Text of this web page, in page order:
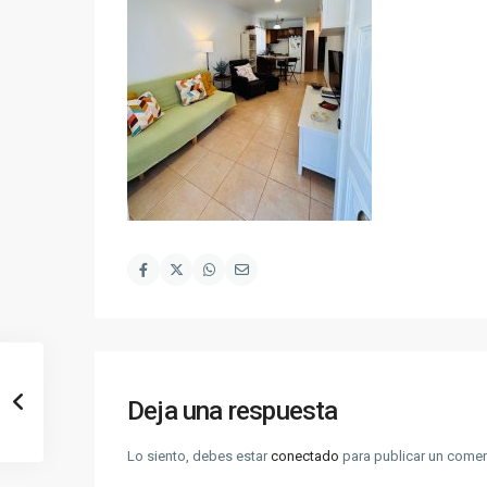
Deja una respuesta
Lo siento, debes estarconectado para publicar un